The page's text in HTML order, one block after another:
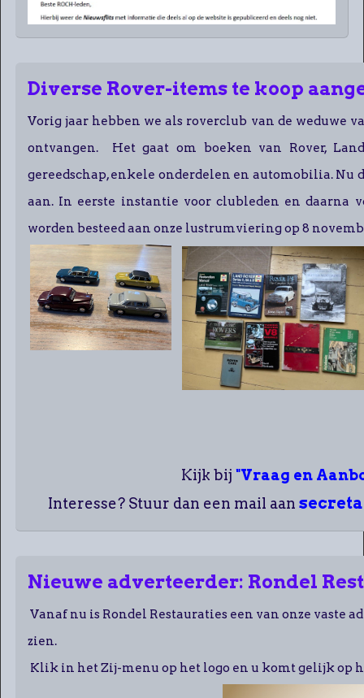
Diverse Rover-items te koop
Vorig jaar hebben we als roverclub van de weduwe
ontvangen. Het gaat om boeken van Rover,
gereedschap, enkele onderdelen en automobilia. Nu
aan. In eerste instantie voor clubleden en daarna
worden besteed aan onze lustrumviering op 8
Kijk bij "Vraag en
Interesse? Stuur dan een mail aan
Nieuwe adverteerder: Rondel
Vanaf nu is Rondel Restauraties een van onze vaste
zien.
Klik in het Zij-menu op het logo en u komt gelijk op